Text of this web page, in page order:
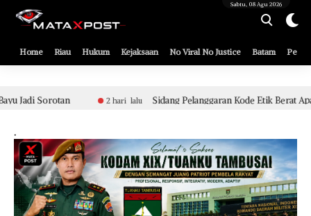
[gnpub_google_news_follow]
Home Riau Hukum Kejaksaan No Viral No Justice Batam
Sabtu, 08 Agu 2026
Sidang Pelanggaran Kode Etik Berat Aparat Polsek Tualang Terkait
.